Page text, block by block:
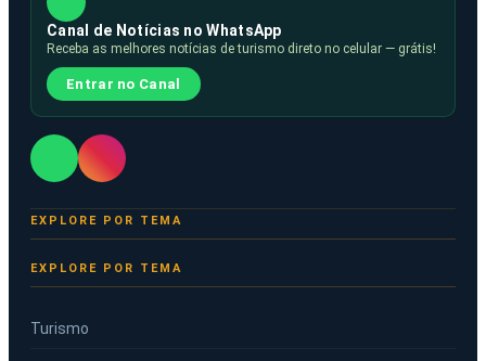
Canal de Notícias no WhatsApp
Receba as melhores notícias de turismo direto no celular — grátis!
Entrar no Canal
EXPLORE POR TEMA
Turismo